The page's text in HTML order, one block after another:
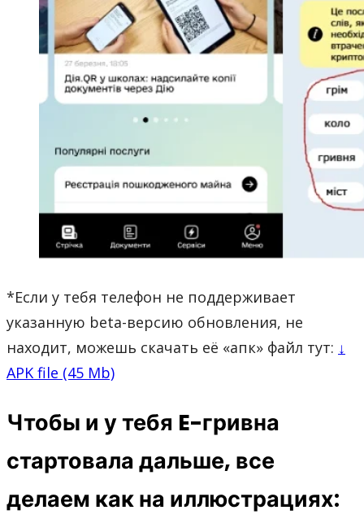
*Если у тебя телефон не поддерживает
указанную beta-версию обновления, не
находит, можешь скачать её «апк» файл тут: ↓
APK file (45 Mb)
Чтобы и у тебя E-гривна
стартовала дальше, все
делаем как на иллюстрациях: